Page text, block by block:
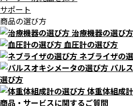
サポート
商品の選び方
治療機器の選び方
血圧計の選び方
ネブライザの
パル
選び方
体重体組成
商品・サービスに関するご質問